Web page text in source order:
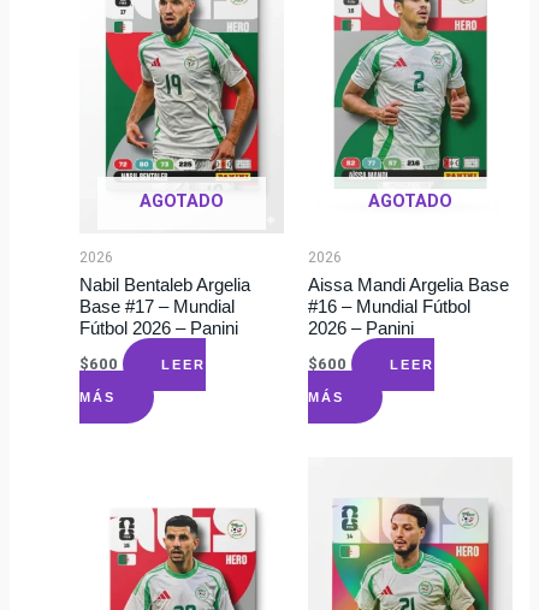
AGOTADO
2026
Nabil Bentaleb Argelia
Base #17 – Mundial
Fútbol 2026 – Panini
$600 LEER
MÁS
AGOTADO
2026
Aissa Mandi Argelia Base
#16 – Mundial Fútbol
2026 – Panini
$600 LEER
MÁS